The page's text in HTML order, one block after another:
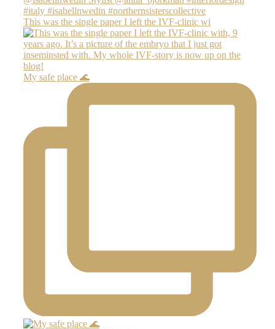
This was the single paper I left the IVF-clinic wi
My safe place 🌊